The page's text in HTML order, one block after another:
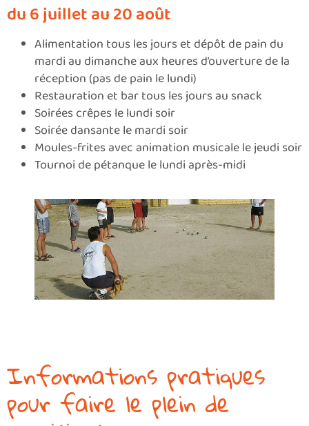
du 6 juillet au 20 août
Alimentation tous les jours et dépôt de pain du
mardi au dimanche aux heures d’ouverture de la
réception (pas de pain le lundi)
Restauration et bar tous les jours au snack
Soirées crêpes le lundi soir
Soirée dansante le mardi soir
Moules-frites avec animation musicale le jeudi soir
Tournoi de pétanque le lundi après-midi
Informations pratiques
pour faire le plein de